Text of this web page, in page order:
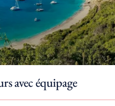
avec équipage